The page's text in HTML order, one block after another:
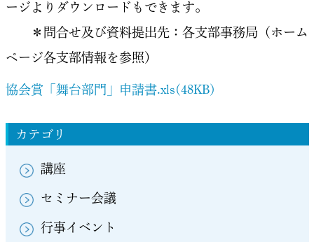
カテゴリ
講座
セミナー会議
行事イベント
ージよりダウンロードもできます。
＊問合せ及び資料提出先：各支部事務局（ホーム
ページ各支部情報を参照）
協会賞「舞台部門」申請書.xls(48KB)